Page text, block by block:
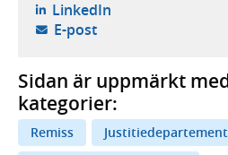
LinkedIn- öppnas i ny
E-post- öppnar din e-
Sidan är uppmärkt
kategorier:
Remiss